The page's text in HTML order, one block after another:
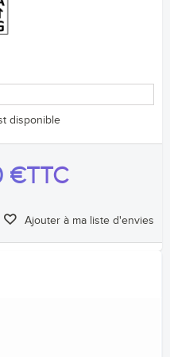
disponible
€TTC
Ajouter à ma liste d'envies